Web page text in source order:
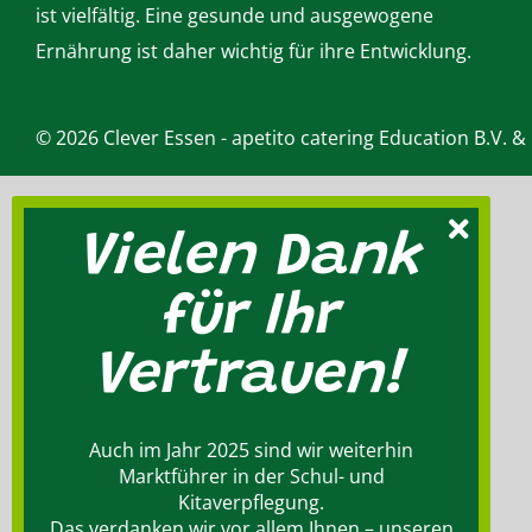
ist vielfältig. Eine gesunde und ausgewogene
Ernährung ist daher wichtig für ihre Entwicklung.
©2026 Clever Essen - apetito catering Education B.V. &
Vielen Dank
für Ihr
Vertrauen!
Auch im Jahr 2025 sind wir weiterhin
Marktführer in der Schul- und
Kitaverpflegung.